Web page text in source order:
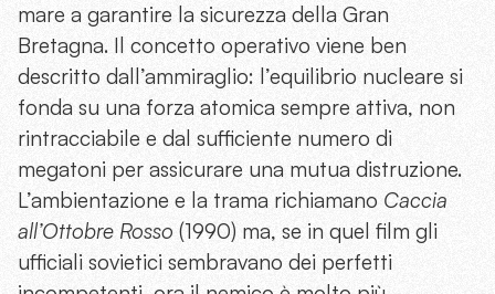
mare a garantire la sicurezza della Gran
Bretagna. Il concetto operativo viene ben
descritto dall’ammiraglio: l’equilibrio nucleare si
fonda su una forza atomica sempre attiva, non
rintracciabile e dal sufficiente numero di
megatoni per assicurare una mutua distruzione.
L’ambientazione e la trama richiamano Caccia
all’Ottobre Rosso (1990) ma, se in quel film gli
ufficiali sovietici sembravano dei perfetti